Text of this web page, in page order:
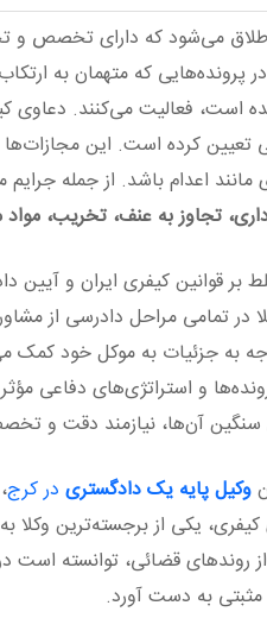
می‌شود که دارای تخصص و
پرونده‌هایی که متهمان به
است، فعالیت می‌کنند. دعاوی
تعیین کرده است. این
اعدام باشد. از جمله
تجاوز به عنف، تخریب،
بر قوانین کیفری ایران و آیین
در تمامی مراحل دادرسی از
به جزئیات به موکل خود
و استراتژی‌های دفاعی
آن‌ها، نیازمند دقت و
وکیل پایه یک دادگستری در کرج
یکی از برجسته‌ترین
روندهای قضائی، توانسته است
به دست آورد.